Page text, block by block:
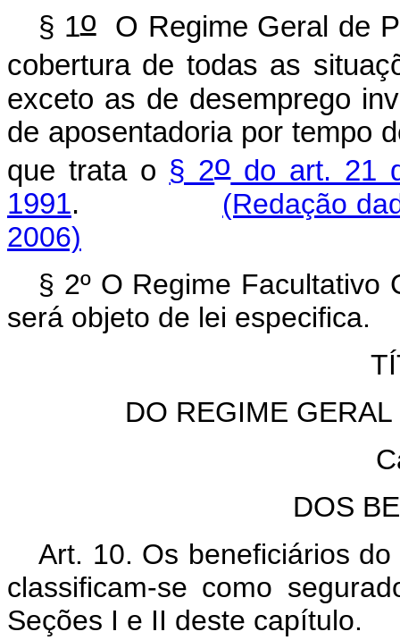
§ 1oO Regime Geral de
cobertura de todas as
exceto as de desemprego
de aposentadoria por tempo
que trata o § 2odo art. 21
1991. (Redação
2006)
§ 2º O Regime Facultativo
será objeto de lei especifica.
DO REGIME
DOS
Art. 10. Os beneficiários
classificam-se como
Seções I e II deste capítulo.